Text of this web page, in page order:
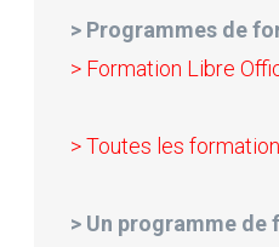
> Programmes de
> Formation Libre
> Toutes les
> Un programme